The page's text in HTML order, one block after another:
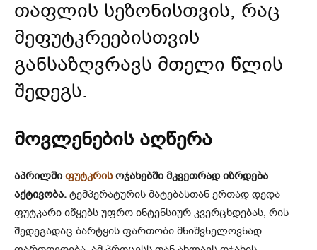
თაფლის სეზონისთვის, რაც
მეფუტკრეებისთვის
განსაზღვრავს მთელი წლის
შედეგს.
მოვლენების აღწერა
აპრილში ფუტკრისოჯახებში მკვეთრად იზრდება
აქტივობა. ტემპერატურის მატებასთან ერთად დედა
ფუტკარი იწყებს უფრო ინტენსიურ კვერცხდებას, რის
შედეგადაც ბარტყის ფართობი მნიშვნელოვნად